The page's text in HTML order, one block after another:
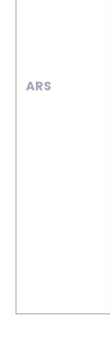
ARS